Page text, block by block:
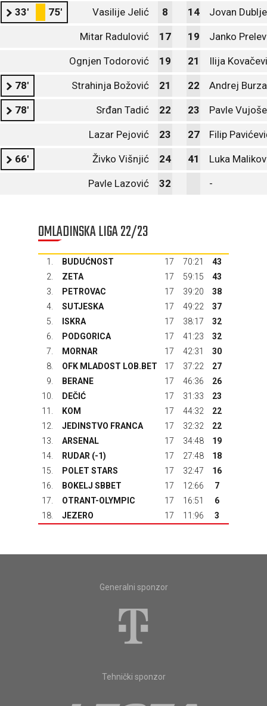
33' 75' Vasilije Jelić 8 14 Jovan
Mitar Radulović 17 19 Janko
Ognjen Todorović 19 21 Ilija
78' Strahinja Božović 21 22 Andrej
78' Srđan Tadić 22 23 Pavle
Lazar Pejović 23 27 Filip
66' Živko Višnjić 24 41 Luka
Pavle Lazović 32 -
OMLADINSKA LIGA 22/23
1. BUDUĆNOST 17 70:21
43
2.
ZETA 17 59:15
43
3.
PETROVAC 17 39:20
38
4.
SUTJESKA 17 49:22
37
5.
ISKRA 17 38:17
32
6.
PODGORICA 17 41:23
32
7.
MORNAR 17 42:31
30
8.
OFK MLADOST LOB.BET 17 37:22
27
9.
BERANE 17 46:36
26
10.
DEČIĆ 17 31:33
23
11.
KOM 17 44:32
22
12.
JEDINSTVO FRANCA 17 32:32
22
13.
ARSENAL 17 34:48
19
14.
RUDAR (-1) 17 27:48
18
15.
POLET STARS 17 32:47
16
16.
BOKELJ SBBET 17 12:66
7
17.
OTRANT-OLYMPIC 17 16:51
6
18.
JEZERO 17 11:96 3
Generalni sponzor
Tehnički sponzor